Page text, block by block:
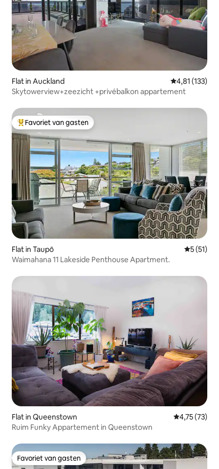
Flat in Auckland Gemiddelde
4,81 (133)
Skytowerview+zeezicht +privébalkon appartement
Topfavoriet van gasten
Favoriet van gasten
Flat in Taupō
5 (51)
Waimahana 11 Lakeside Penthouse Apartment.
Flat in Queenstown Gemiddelde
4,75 (73)
Ruim Funky Appartement in Queenstown
Favoriet van gasten
Favoriet van gasten